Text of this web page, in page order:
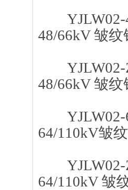
YJLW02-
48/66kV 皱
YJLW02-
48/66kV 皱
YJLW02-
64/110kV皱
YJLW02-
64/110kV 皱